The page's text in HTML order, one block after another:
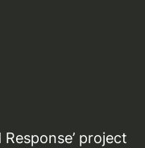
project